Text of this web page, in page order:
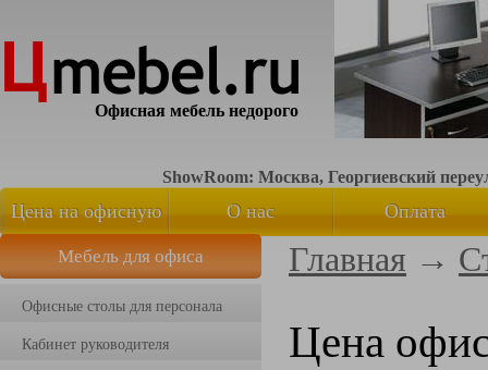
Офисная мебель недорого
ShowRoom: Москва, Георгиевский
Цена на офисную
мебель
О нас Оплата
Мебель для офиса
Офисные столы для персонала
Кабинет руководителя
Главная →
Цена